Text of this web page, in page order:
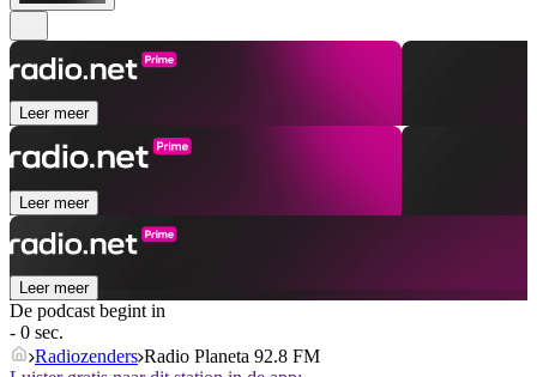
Leer meer
Leer meer
Leer meer
De podcast begint in
- 0 sec.
Radiozenders Radio Planeta 92.8 FM